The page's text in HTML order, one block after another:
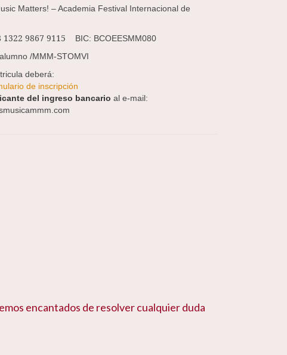
Matters! – Academia Festival Internacional de
1322 9867 9115 BIC: BCOEESMM080
/MMM-STOMVI
deberá:
de inscripción
del ingreso bancario al e-mail:
encantados de resolver cualquier duda